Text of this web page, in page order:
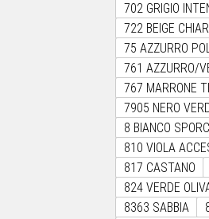
702 GRIGIO
722 BEIGE
75 AZZURRO
761 AZZURRO/
767 MARRONE
7905 NERO
8 BIANCO
810 VIOLA
817 CASTANO
824 VERDE
8363 SABBIA